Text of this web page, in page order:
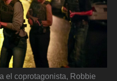
el coprotagonista, Robbie